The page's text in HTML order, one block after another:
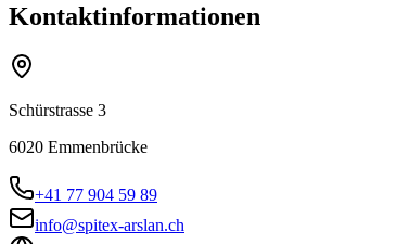
Kontaktinformationen
Schürstrasse 3
6020 Emmenbrücke
+41 77 904 59 89
info@spitex-arslan.ch